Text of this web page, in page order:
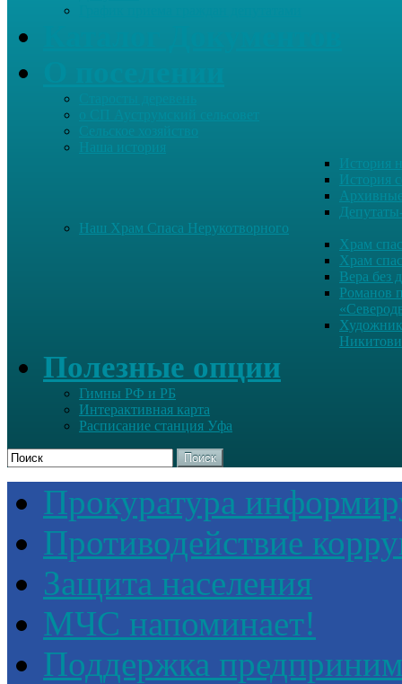
Наша история
История
История
Наш Храм Спаса Нерукотворного
Храм
Храм
Вера без
Романов
Полезные опции
Гимны РФ и РБ
Интерактивная карта
Расписание станция Уфа
Поиск
Прокуратура
Противодействие
Защита населения
МЧС напоминает!
Поддержка